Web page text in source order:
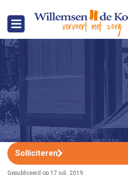
Solliciteren
Gepubliceerd op 17 juli, 2019